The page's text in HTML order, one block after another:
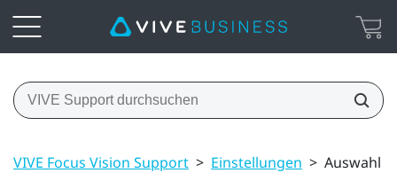
VIVE Focus Vision Support > Einstellungen > Auswahl